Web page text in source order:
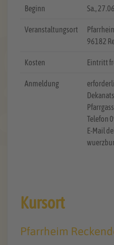
Beginn Sa. ,
Veranstaltungsort
96182
Kosten Eintritt
Anmeldung
Telefon
E-Mail
Kursort
Pfarrheim